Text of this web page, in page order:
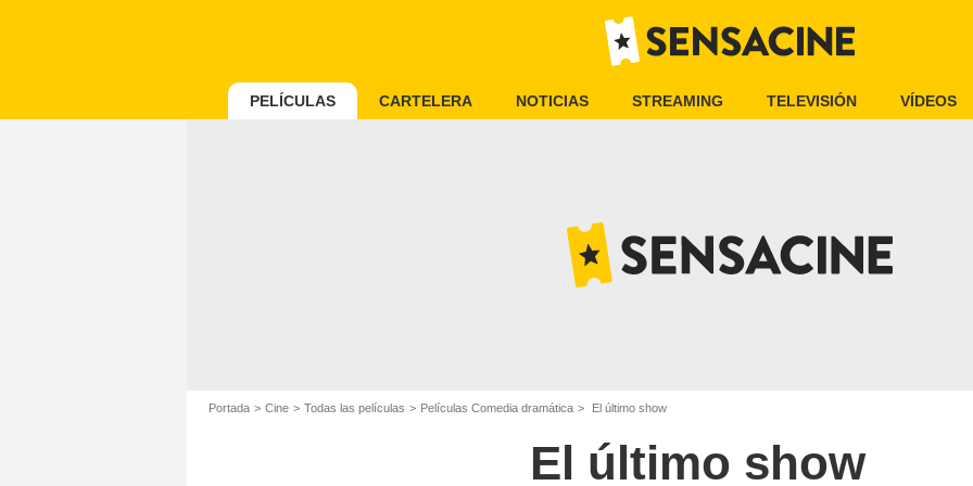
PELÍCULAS CARTELERA NOTICIAS STREAMING TELEVISIÓN VÍDEOS
Portada Cine Todas las películas Películas Comedia dramática El último show
El último show